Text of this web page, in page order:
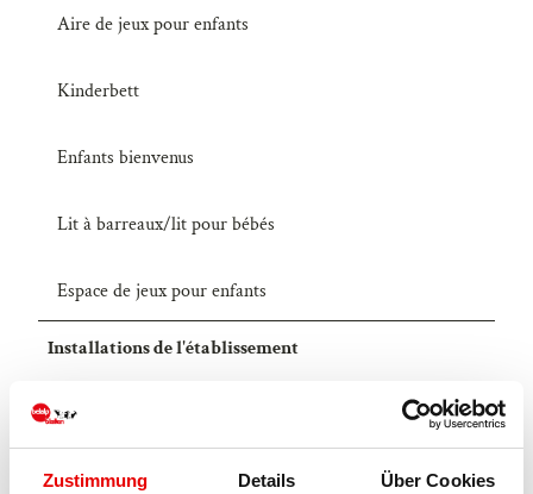
Zustimmung Details Über Cookies
Aire de jeux pour enfants
Kinderbett
Enfants bienvenus
Lit à barreaux/lit pour bébés
Espace de jeux pour enfants
Installations de l'établissement
Adapté aux familles
Terrasse